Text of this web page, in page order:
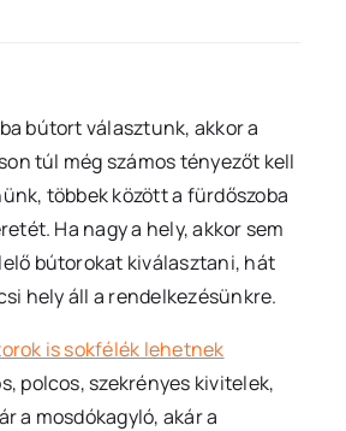
bútort választunk, akkor a
túl még számos tényezőt kell
többek között a fürdőszoba
Ha nagy a hely, akkor sem
bútorokat kiválasztani, hát
hely áll a rendelkezésünkre.
is sokfélék lehetnek
polcos, szekrényes kivitelek,
a mosdókagyló, akár a